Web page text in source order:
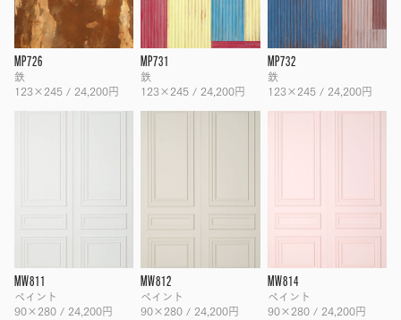
MP726
鉄
123×245 / 24,200円
MP731
鉄
123×245 / 24,200円
MP732
鉄
123×245 / 24,200円
MW811
ペイント
90×280 / 24,200円
MW812
ペイント
90×280 / 24,200円
MW814
ペイント
90×280 / 24,200円